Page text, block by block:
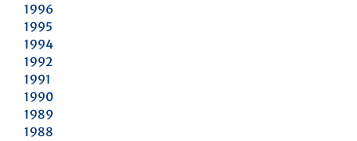
1996
1995
1994
1992
1991
1990
1989
1988